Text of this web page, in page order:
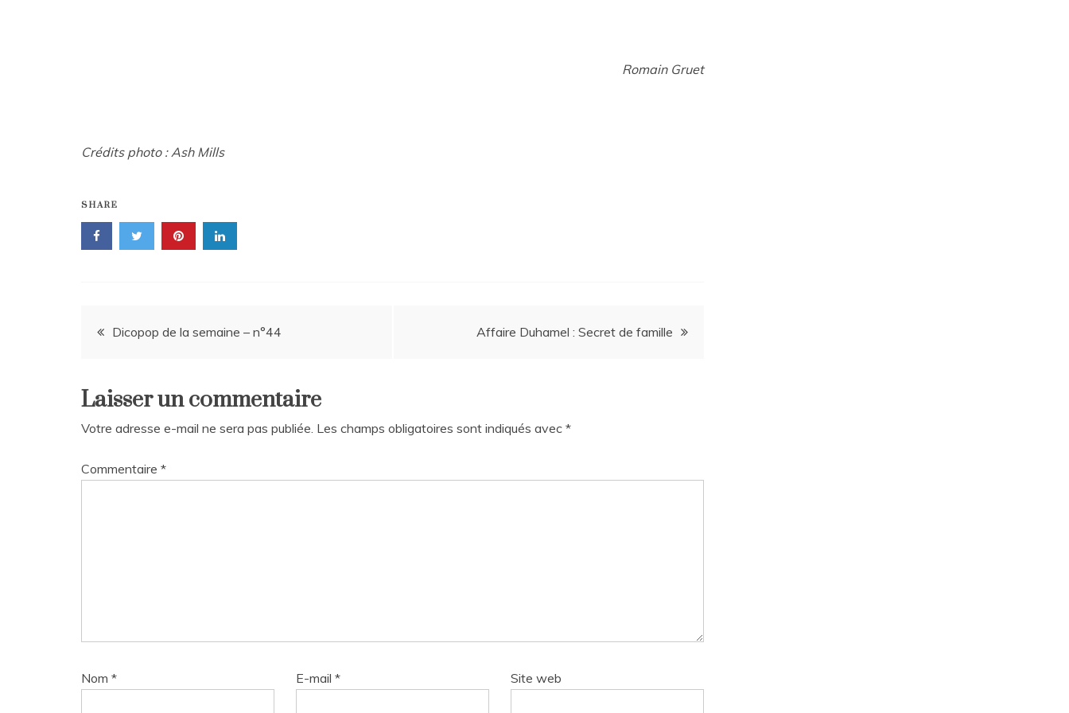
Romain Gruet
Crédits photo : Ash Mills
SHARE
Navigation
l’article
Dicopop de la semaine – n°44 Affaire Duhamel : Secret de famille
Laisser un commentaire
Votre adresse e-mail ne sera pas publiée. Les champs obligatoires sont indiqués avec *
Commentaire *
Nom * E-mail* Site web